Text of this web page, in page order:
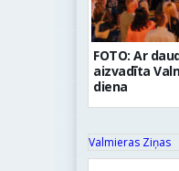
FOTO: Ar
aizvadīta
diena
Valmieras Ziņas